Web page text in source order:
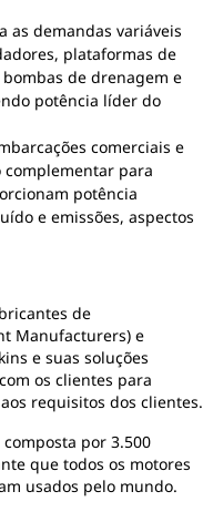
as demandas variáveis
plataformas de
de drenagem e
potência líder do
comerciais e
complementar para
potência
e emissões, aspectos
de
Manufacturers) e
e suas soluções
os clientes para
requisitos dos clientes.
por 3.500
que todos os motores
usados pelo mundo.